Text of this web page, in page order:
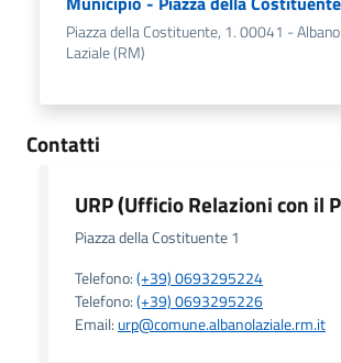
Piazza della Costituente, 1. 00041 - Albano
Laziale (RM)
Contatti
URP (Ufficio Relazioni con il
Piazza della Costituente 1
Telefono:(+39) 0693295224
Telefono:(+39) 0693295226
Email: urp@comune.albanolaziale.rm.it